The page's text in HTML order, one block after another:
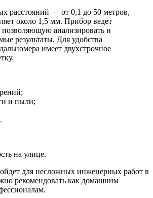
расстояний — от 0,1 до 50 метров,
около 1,5 мм. Прибор ведет
позволяющую анализировать и
результаты. Для удобства
имеет двухстрочное
и пыли;
на улице.
для несложных инженерных работ в
рекомендовать как домашним